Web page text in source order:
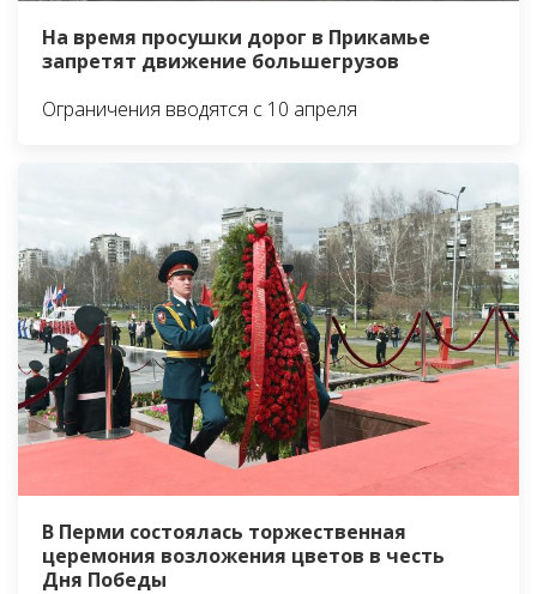
На время просушки дорог в Прикамье
запретят движение большегрузов
Ограничения вводятся с 10 апреля
В Перми состоялась торжественная
церемония возложения цветов в честь
Дня Победы